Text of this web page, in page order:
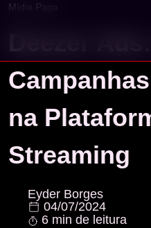
Mídia Paga
Deezer
na
Streaming
Eyder Borges
04/07/2024
6 min de leitura